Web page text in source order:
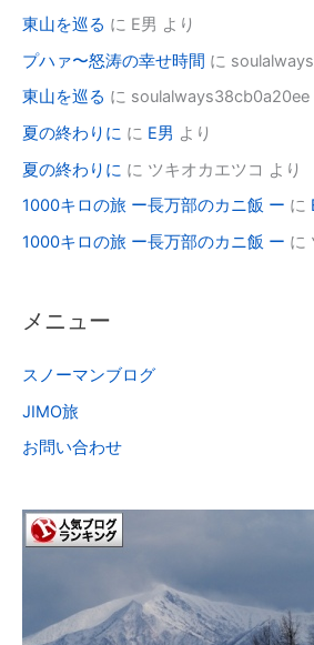
東山を巡る に E男 より
プハァ〜怒涛の幸せ時間 に
東山を巡る に soulalways38cb0a20ee
夏の終わりに に E男 より
夏の終わりに に ツキオカエツコ より
1000キロの旅 ー長万部のカニ飯 ー に
1000キロの旅 ー長万部のカニ飯 ー に
メニュー
スノーマンブログ
JIMO旅
お問い合わせ